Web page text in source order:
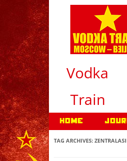
Vodka
Train
Home
TAG ARCHIVES: